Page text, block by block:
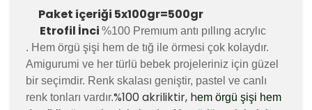
Paket içeriği 5x100gr=500gr
Etrofil İnci %100 Premıum antı pıllıng acrylıc
. Hem örgü şişi hem de tığ ile örmesi çok kolaydır.
Amigurumi ve her türlü bebek projeleriniz için güzel
bir seçimdir. Renk skalası geniştir, pastel ve canlı
renk tonları vardır.%100 akriliktir, hem örgü şişi hem